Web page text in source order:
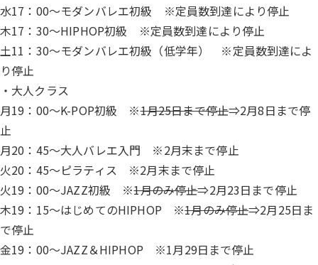
水17：00～モダンバレエ初級 ※定員数到達により停止
木17：30～HIPHOP初級 ※定員数到達により停止
土11：30～モダンバレエ初級（低学年） ※定員数到達によ
り停止
・大人クラス
月19：00～K-POP初級 ※1月25日まで停止⇒2月8日まで停
止
月20：45～大人バレエ入門 ※2月末まで停止
火20：45～ピラティス ※2月末まで停止
火19：00～JAZZ初級 ※1月のみ停止⇒2月23日まで停止
木19：15～はじめてのHIPHOP ※1月のみ停止⇒2月25日ま
で停止
金19：00～JAZZ＆HIPHOP ※1月29日まで停止